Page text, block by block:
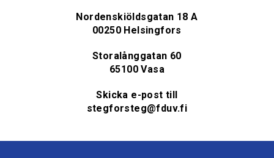
Nordenskiöldsgatan 18 A
00250 Helsingfors
Storalånggatan 60
65100 Vasa
Skicka e-post till
stegforsteg@fduv.fi